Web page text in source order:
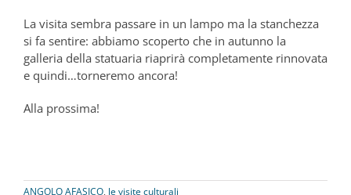
La visita sembra passare in un lampo ma la stanchezza
si fa sentire: abbiamo scoperto che in autunno la
galleria della statuaria riaprirà completamente rinnovata
e quindi…torneremo ancora!
Alla prossima!
ANGOLO AFASICO, le visite culturali